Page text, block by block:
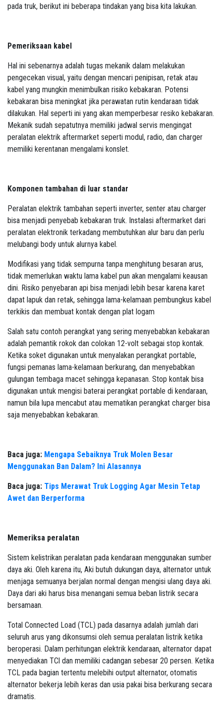
pada truk, berikut ini beberapa tindakan yang bisa kita lakukan.
Pemeriksaan kabel
Hal ini sebenarnya adalah tugas mekanik dalam melakukan
pengecekan visual, yaitu dengan mencari penipisan, retak atau
kabel yang mungkin menimbulkan risiko kebakaran. Potensi
kebakaran bisa meningkat jika perawatan rutin kendaraan tidak
dilakukan. Hal seperti ini yang akan memperbesar resiko kebakaran.
Mekanik sudah sepatutnya memiliki jadwal servis mengingat
peralatan elektrik aftermarket seperti modul, radio, dan charger
memiliki kerentanan mengalami konslet.
Komponen tambahan di luar standar
Peralatan elektrik tambahan seperti inverter, senter atau charger
bisa menjadi penyebab kebakaran truk. Instalasi aftermarket dari
peralatan elektronik terkadang membutuhkan alur baru dan perlu
melubangi body untuk alurnya kabel.
Modifikasi yang tidak sempurna tanpa menghitung besaran arus,
tidak memerlukan waktu lama kabel pun akan mengalami keausan
dini. Risiko penyebaran api bisa menjadi lebih besar karena karet
dapat lapuk dan retak, sehingga lama-kelamaan pembungkus kabel
terkikis dan membuat kontak dengan plat logam
Salah satu contoh perangkat yang sering menyebabkan kebakaran
adalah pemantik rokok dan colokan 12-volt sebagai stop kontak.
Ketika soket digunakan untuk menyalakan perangkat portable,
fungsi pemanas lama-kelamaan berkurang, dan menyebabkan
gulungan tembaga macet sehingga kepanasan. Stop kontak bisa
digunakan untuk mengisi baterai perangkat portable di kendaraan,
namun bila lupa mencabut atau mematikan perangkat charger bisa
saja menyebabkan kebakaran.
Baca juga: Mengapa Sebaiknya Truk Molen Besar
Menggunakan Ban Dalam? Ini Alasannya
Baca juga: Tips Merawat Truk Logging Agar Mesin Tetap
Awet dan Berperforma
Memeriksa peralatan
Sistem kelistrikan peralatan pada kendaraan menggunakan sumber
daya aki. Oleh karena itu, Aki butuh dukungan daya, alternator untuk
menjaga semuanya berjalan normal dengan mengisi ulang daya aki.
Daya dari aki harus bisa menangani semua beban listrik secara
bersamaan.
Total Connected Load (TCL) pada dasarnya adalah jumlah dari
seluruh arus yang dikonsumsi oleh semua peralatan listrik ketika
beroperasi. Dalam perhitungan elektrik kendaraan, alternator dapat
menyediakan TCl dan memiliki cadangan sebesar 20 persen. Ketika
TCL pada bagian tertentu melebihi output alternator, otomatis
alternator bekerja lebih keras dan usia pakai bisa berkurang secara
dramatis.